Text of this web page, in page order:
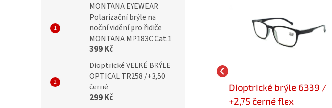
MONTANA EYEWEAR
Polarizační brýle na
noční vidění pro řidiče
MONTANA MP183C Cat.1
399 Kč
Dioptrické VELKÉ BRÝLE
OPTICAL TR258 /+3,50
černé
299 Kč
brýle ZH2110
OPTICAL Sluneční hnědé
dioptrické brýle Verse
Dioptrické brýle 6339 /
+2,75 černé flex